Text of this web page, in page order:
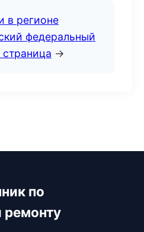
в регионе
федеральный
страница →
по
ремонту